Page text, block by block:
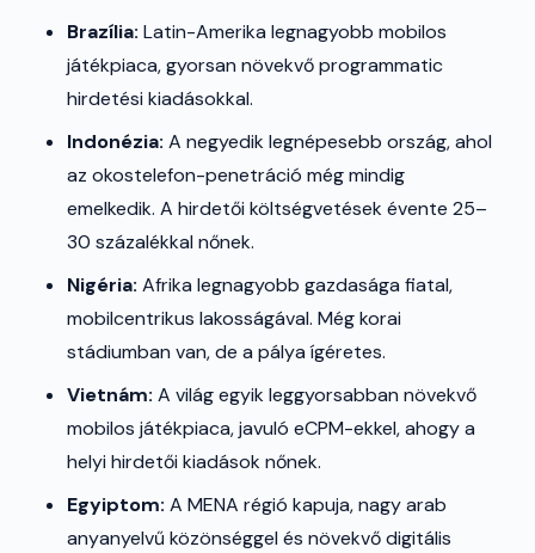
Brazília: Latin-Amerika legnagyobb mobilos
játékpiaca, gyorsan növekvő programmatic
hirdetési kiadásokkal.
Indonézia: A negyedik legnépesebb ország, ahol
az okostelefon-penetráció még mindig
emelkedik. A hirdetői költségvetések évente 25–
30 százalékkal nőnek.
Nigéria: Afrika legnagyobb gazdasága fiatal,
mobilcentrikus lakosságával. Még korai
stádiumban van, de a pálya ígéretes.
Vietnám: A világ egyik leggyorsabban növekvő
mobilos játékpiaca, javuló eCPM-ekkel, ahogy a
helyi hirdetői kiadások nőnek.
Egyiptom: A MENA régió kapuja, nagy arab
anyanyelvű közönséggel és növekvő digitális